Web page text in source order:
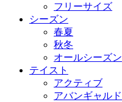
フリーサイズ
シーズン
春夏
秋冬
オールシーズン
テイスト
アクティブ
アバンギャルド